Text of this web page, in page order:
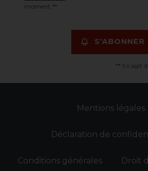
moment.**
S’ABONNER
** Il s’agit
Mentions légales
Déclaration de
Conditions générales Droit